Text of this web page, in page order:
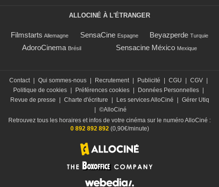
ALLOCINÉ À L'ÉTRANGER
Filmstarts Allemagne SensaCine Espagne Beyazperde Turquie
AdoroCinema Brésil Sensacine México Mexique
Contact Qui sommes-nous Recrutement Publicité CGU CGV
Politique de cookies
Préférences cookies Données Personnelles
Revue de presse
Charte d'écriture Les services AlloCiné
Gérer Utiq
©AlloCiné
Retrouvez tous les horaires et infos de votre cinéma sur le numéro AlloCiné :
0 892 892 892(0,90€/minute)